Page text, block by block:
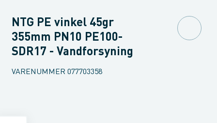
NTG PE vinkel 45gr
355mm PN10 PE100-
SDR17 - Vandforsyning
VARENUMMER 077703358